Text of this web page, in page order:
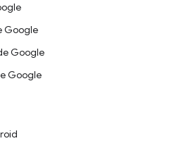
Google
Google
Google